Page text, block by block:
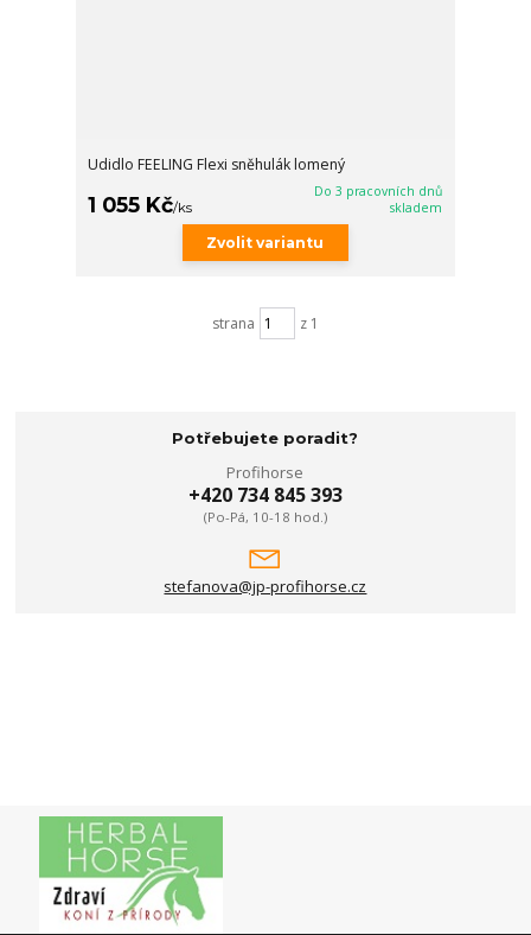
Udidlo FEELING Flexi sněhulák lomený
1 055 Kč/ks
Do 3 pracovních dnů
skladem
Zvolit variantu
strana z 1
Potřebujete poradit?
Profihorse
+420 734 845 393
(Po-Pá, 10-18 hod.)
stefanova@jp-profihorse.cz